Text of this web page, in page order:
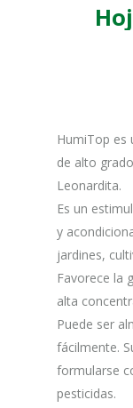
HumiTop es
de alto
Leonardita.
Es un
y
jardines,
Favorece la
alta
Puede ser
fácilmente.
formularse
pesticidas.